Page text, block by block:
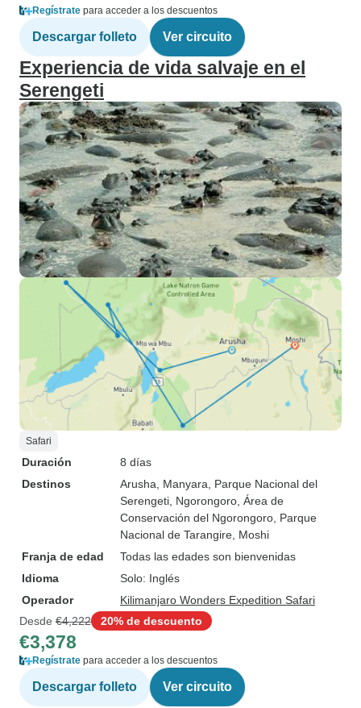
Regístrate para acceder a los descuentos
Descargar folleto Ver circuito
Experiencia de vida salvaje en el
Serengeti
Safari
Duración
8 días
Destinos
Arusha , Manyara , Parque Nacional del
Serengeti , Ngorongoro , Área de
Conservación del Ngorongoro , Parque
Nacional de Tarangire , Moshi
Franja de edad
Todas las edades son bienvenidas
Idioma
Solo: Inglés
Operador
Kilimanjaro Wonders Expedition Safari
Desde €4,222 20% de descuento
€3,378
Regístrate para acceder a los descuentos
Descargar folleto Ver circuito